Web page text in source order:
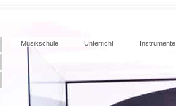
Musikschule Unterricht Instrumente